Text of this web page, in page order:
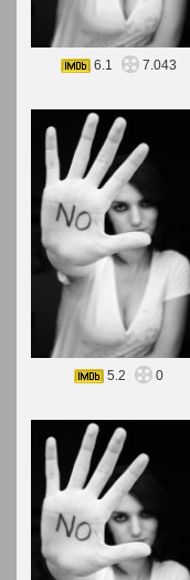
6.1 7.043
5.2 0